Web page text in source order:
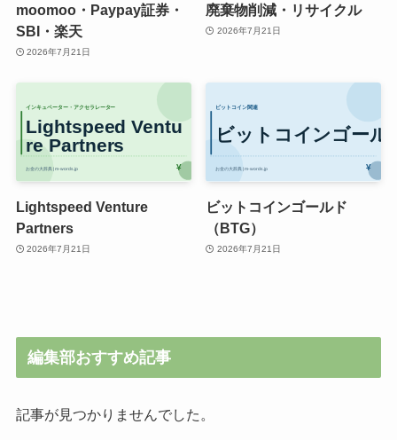
moomoo・Paypay証券・
SBI・楽天
2026年7月21日
廃棄物削減・リサイクル
2026年7月21日
Lightspeed Venture
Partners
2026年7月21日
ビットコインゴールド
（BTG）
2026年7月21日
編集部おすすめ記事
記事が見つかりませんでした。